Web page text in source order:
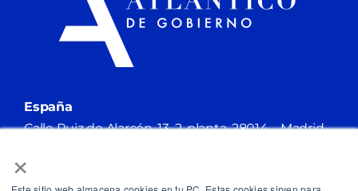
×
España
Calle Ruiz de Alarcón, 13, 2. planta. 28014 – Madrid.
+34 917 885 629